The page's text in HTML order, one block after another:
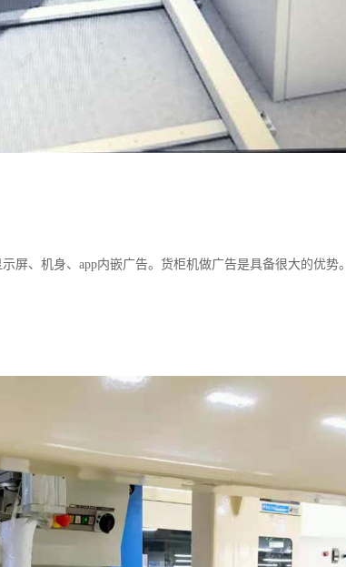
屏、机身、app内嵌广告。货柜机做广告是具备很大的优势。